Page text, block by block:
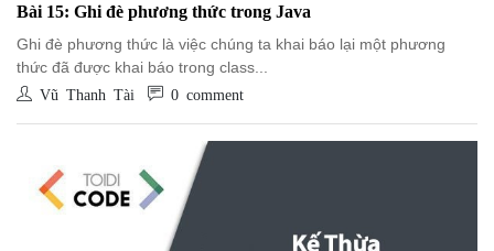
Bài 15: Ghi đè phương thức trong Java
Ghi đè phương thức là việc chúng ta khai báo lại một phương
thức đã được khai báo trong class...
Vũ Thanh Tài 0 comment